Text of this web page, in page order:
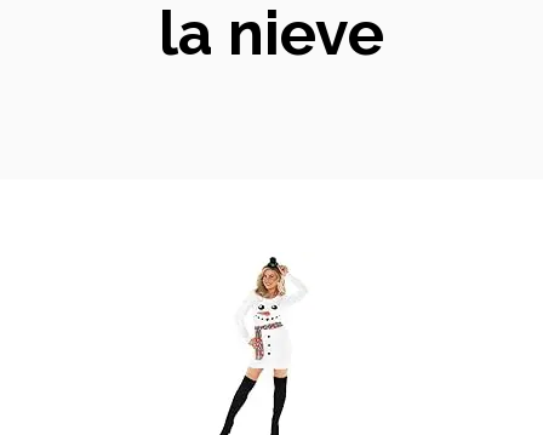
la nieve